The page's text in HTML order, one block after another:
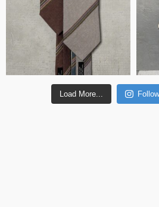
Load More...